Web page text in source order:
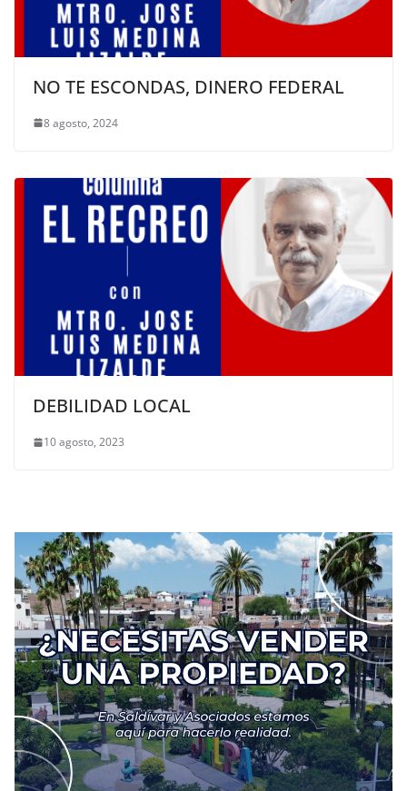
NO TE ESCONDAS, DINERO FEDERAL
8 agosto, 2024
DEBILIDAD LOCAL
10 agosto, 2023